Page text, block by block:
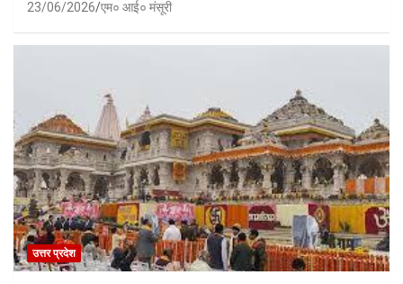
23/06/2026 एम० आई० मंसूरी
उत्तर प्रदेश